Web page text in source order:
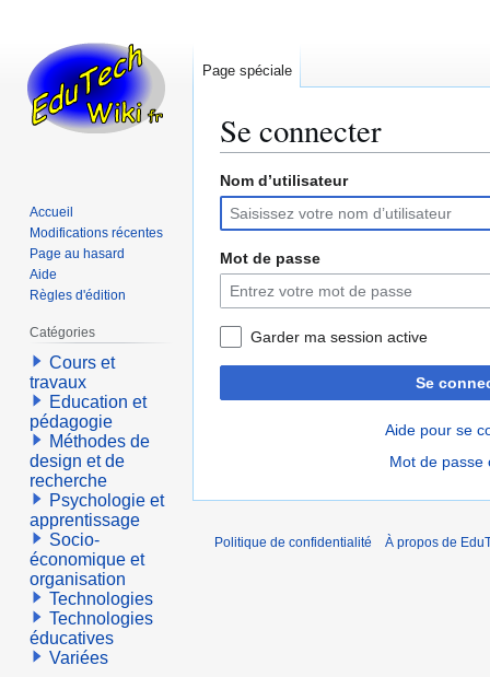
Se connecter
Aller
la
navigation
Aller
la
recherche
Nom d’utilisateur
Mot de passe
Garder ma session active
Se
Aide pour se
Mot de passe
Page spéciale
Accueil
Modifications récentes
Page au hasard
Aide
Règles d'édition
Catégories
Cours et
travaux
Education et
pédagogie
Méthodes de
design et de
recherche
Psychologie et
apprentissage
Socio-
économique et
organisation
Technologies
Technologies
éducatives
Variées
Politique de confidentialité À propos de